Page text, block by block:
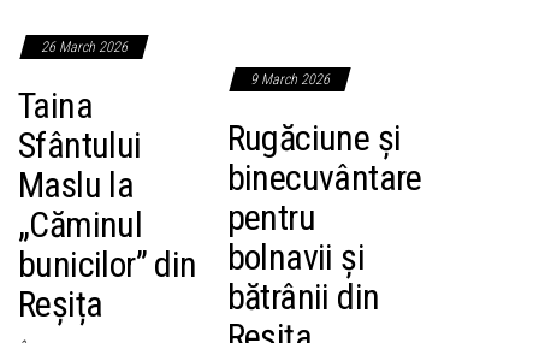
26 March 2026
Taina
Sfântului
Maslu la
„Căminul
bunicilor” din
Reșița
9 March 2026
Rugăciune și
binecuvântare
pentru
bolnavii și
bătrânii din